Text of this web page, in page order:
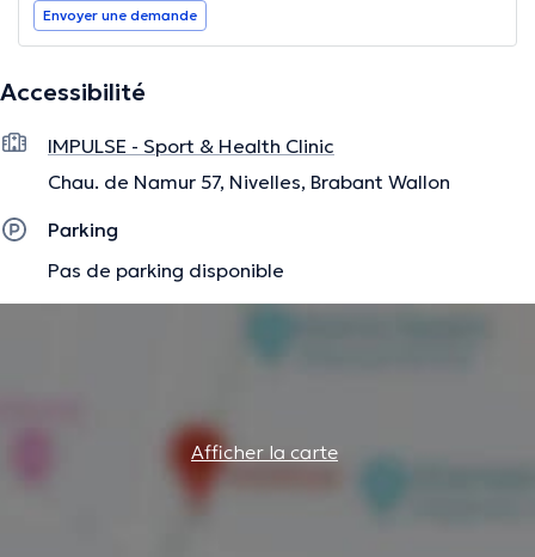
Envoyer une demande
Accessibilité
IMPULSE - Sport & Health Clinic
Chau. de Namur 57, Nivelles, Brabant Wallon
Parking
Pas de parking disponible
Afficher la carte